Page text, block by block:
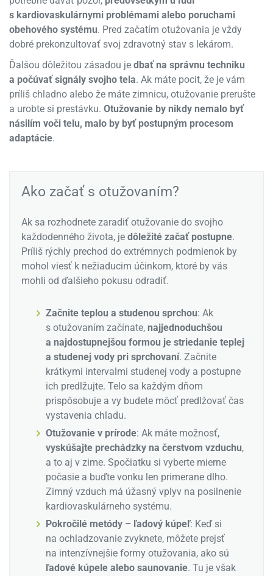
s kardiovaskulárnymi problémami alebo poruchami
obehového systému. Pred začatím otužovania je vždy
dobré prekonzultovať svoj zdravotný stav s lekárom.
Ďalšou dôležitou zásadou je dbať na správnu techniku
a počúvať signály svojho tela. Ak máte pocit, že je vám
príliš chladno alebo že máte zimnicu, otužovanie prerušte
a urobte si prestávku. Otužovanie by nikdy nemalo byť
násilím voči telu, malo by byť postupným procesom
adaptácie.
Ako začať s otužovaním?
Ak sa rozhodnete zaradiť otužovanie do svojho
každodenného života, je dôležité začať postupne.
Príliš rýchly prechod do extrémnych podmienok by
mohol viesť k nežiaducim účinkom, ktoré by vás
mohli od ďalšieho pokusu odradiť.
Začnite teplou a studenou sprchou: Ak
s otužovaním začínate, najjednoduchšou
a najdostupnejšou formou je striedanie teplej
a studenej vody pri sprchovaní. Začnite
krátkymi intervalmi studenej vody a postupne
ich predlžujte. Telo sa každým dňom
prispôsobuje a vy budete môcť predlžovať čas
vystavenia chladu.
Otužovanie v prírode: Ak máte možnosť,
vyskúšajte prechádzky na čerstvom vzduchu,
a to aj v zime. Spočiatku si vyberte mierne
počasie a buďte vonku len primerane dlho.
Zimný vzduch má úžasný vplyv na posilnenie
kardiovaskulárneho systému.
Pokročilé metódy – ľadový kúpeľ: Keď si
na ochladzovanie zvyknete, môžete prejsť
na intenzívnejšie formy otužovania, ako sú
ľadové kúpele alebo saunovanie. Tu je však